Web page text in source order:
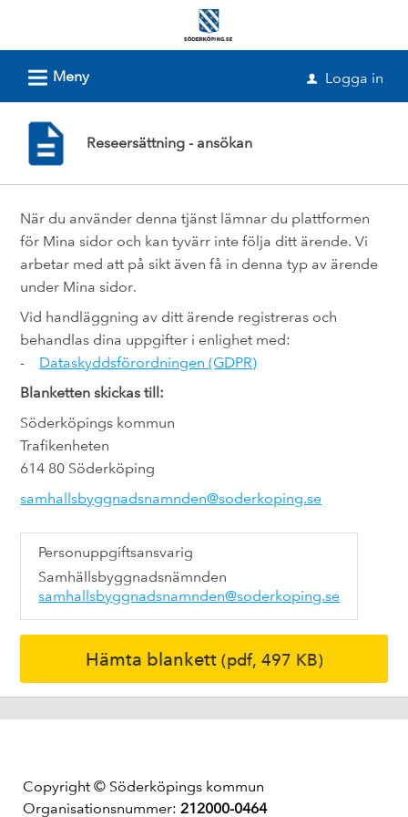
Söderköpings
L Meny u Logga in
Reseersättning - ansökan
När du använder denna tjänst lämnar du plattformen
för Mina sidor och kan tyvärr inte följa ditt ärende. Vi
arbetar med att på sikt även få in denna typ av ärende
under Mina sidor.
Vid handläggning av ditt ärende registreras och
behandlas dina uppgifter i enlighet med:
- Dataskyddsförordningen (GDPR)
Blanketten skickas till:
Söderköpings kommun
Trafikenheten
614 80 Söderköping
samhallsbyggnadsnamnden@soderkoping.se
Personuppgiftsansvarig
Samhällsbyggnadsnämnden
samhallsbyggnadsnamnden@soderkoping.se
Hämta blankett(pdf, 497 KB)
Copyright © Söderköpings kommun
Organisationsnummer: 212000-0464